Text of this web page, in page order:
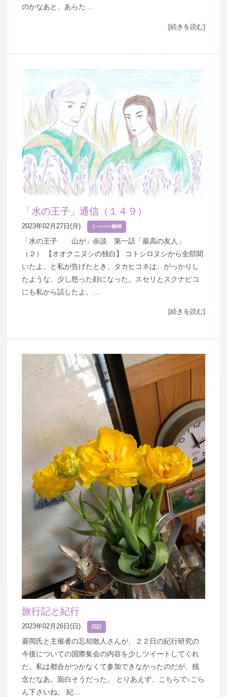
のかなあと、あらた…
[続きを読む]
「水の王子」通信（１４９）
2023年02月27日(月) ミーハー精神
「水の王子 山が」余談 第一話「最高の友人」
（２） 【オオクニヌシの独白】 コトシロヌシから全部聞
いたよ、と私が告げたとき、タカヒコネは、がっかりし
たような、少し怒った顔になった。スセリとスクナビコ
にも私から話したよ、…
[続きを読む]
旅行記と紀行
2023年02月26日(日) 日記
菱岡氏と主催者の忘却散人さんが、２２日の紀行研究の
今後についての国際集会の内容を少しツイートしてくれ
た。私は都合がつかなくて参加できなかったのだが、残
念だなあ。面白そうだった。 とりあえず、こちらで↓ごら
ん下さいね。 紀…